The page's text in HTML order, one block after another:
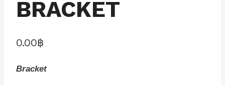
BRACKET
0.00฿
Bracket